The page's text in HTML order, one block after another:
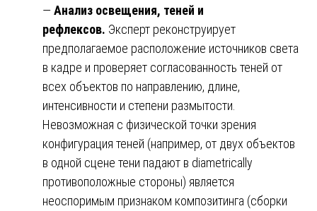
—Анализ освещения, теней и
рефлексов. Эксперт реконструирует
предполагаемое расположение источников света
в кадре и проверяет согласованность теней от
всех объектов по направлению, длине,
интенсивности и степени размытости.
Невозможная с физической точки зрения
конфигурация теней (например, от двух объектов
в одной сцене тени падают в diametrically
противоположные стороны) является
неоспоримым признаком композитинга (сборки